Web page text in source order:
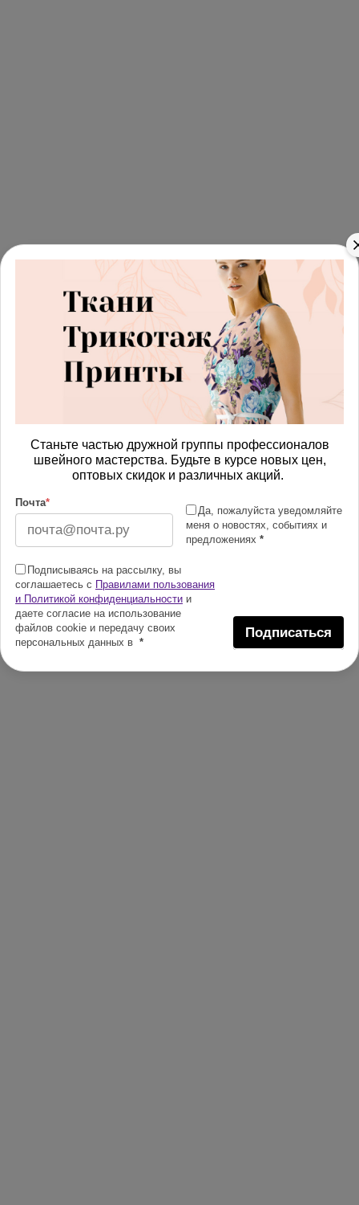
Станьте частью дружной группы профессионалов
швейного мастерства. Будьте в курсе новых цен,
оптовых скидок и различных акций.
Почта*
Да, пожалуйста уведомляйте
меня о новостях, событиях и
предложениях *
Подписываясь на рассылку, вы
соглашаетесь с Правилами пользования
и Политикой конфиденциальности и
даете согласие на использование
файлов cookie и передачу своих
персональных данных в *
Подписаться